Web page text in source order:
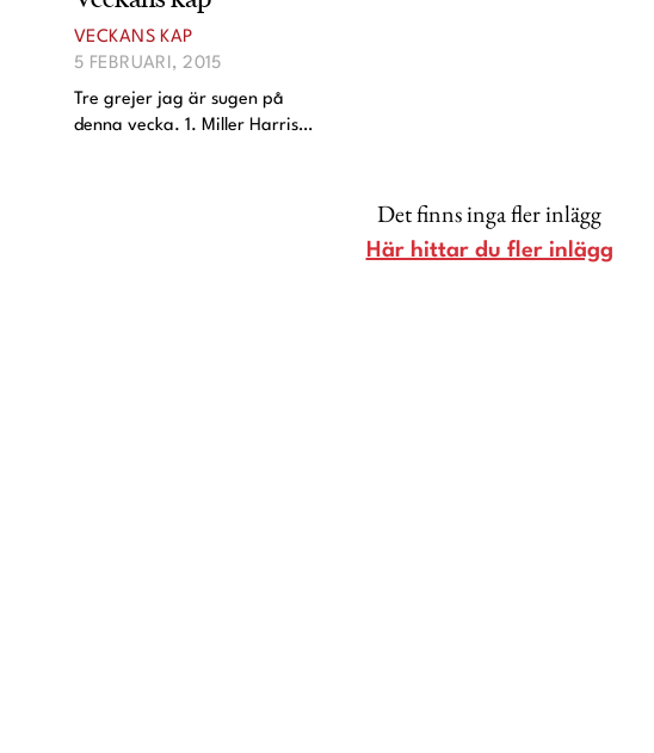
Diana “Diadonna” Dontsova
VECKANS KAP
5 FEBRUARI, 2015
Tre grejer jag är sugen på
denna vecka. 1. Miller Harris
Det finns inga fler inlägg
Här hittar du fler inlägg